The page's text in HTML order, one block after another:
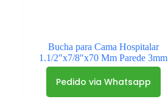
Bucha para Cama Hospitalar
1.1/2″x7/8″x70 Mm Parede 3mm
Pedido via Whatsapp